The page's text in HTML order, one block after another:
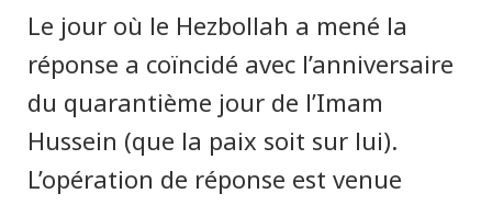
Le jour où le Hezbollah a mené la
réponse a coïncidé avec l’anniversaire
du quarantième jour de l’Imam
Hussein (que la paix soit sur lui).
L’opération de réponse est venue